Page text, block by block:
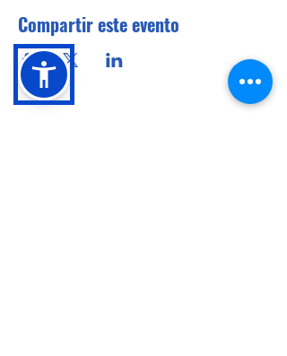
Compartir este evento